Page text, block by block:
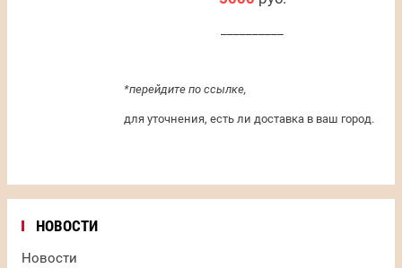
*перейдите по ссылке,
для уточнения, есть ли доставка в ваш город.
НОВОСТИ
Новости